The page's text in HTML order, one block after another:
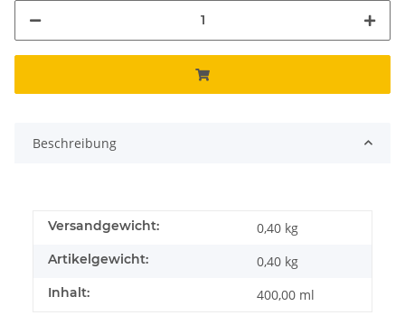
Beschreibung
Versandgewicht: 0,40 kg
Artikelgewicht: 0,40 kg
Inhalt: 400,00 ml